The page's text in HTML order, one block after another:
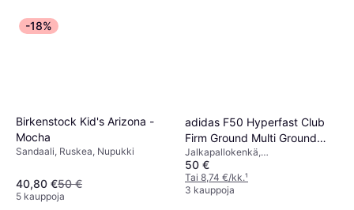
-18%
Birkenstock Kid's Arizona -
Mocha
Sandaali, Ruskea, Nupukki
40,80 €50 €
5 kauppoja
adidas F50 Hyperfast Club
Firm Ground Multi Ground
Football Boots - Cloud
White/Solar Purple/Solar
Turbo
Jalkapallokenkä,
Tekonurmikengät, Nappikengät
kovalle alustalle, Sininen,
Vaaleanpunainen, Violetti,
50 €
Tai 8,74 €/kk.¹
3 kauppoja